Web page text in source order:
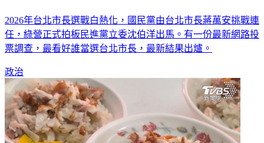
2026年台北市長選戰白熱化，國民黨由台北市長蔣萬安挑戰連
任，綠營正式拍板民進黨立委沈伯洋出馬。有一份最新網路投
票調查，最看好誰當選台北市長，最新結果出爐。
政治